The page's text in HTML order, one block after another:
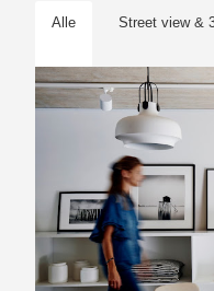
Alle Street view &